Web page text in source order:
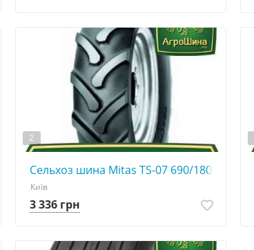
2
Сельхоз шина Mitas TS-07 690/180R15
Київ
3 336 грн